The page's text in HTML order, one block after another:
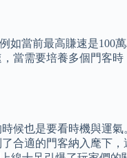
如當前最高賺速是100
當需要培養多個門客時
候也是要看時機與運
合適的門客納入麾下